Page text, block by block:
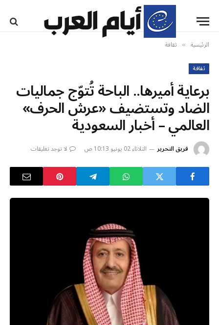
الرئيسية » ثقافة
ثقافة
برعاية أميرها.. الباحة تُتوّج جماليات
الضاد وتستضيف «عرش الحرف»
العالمي – أخبار السعودية
فريق التحرير الثلاثاء 02 يونيو 10:13 ص لا توجد تعليقات